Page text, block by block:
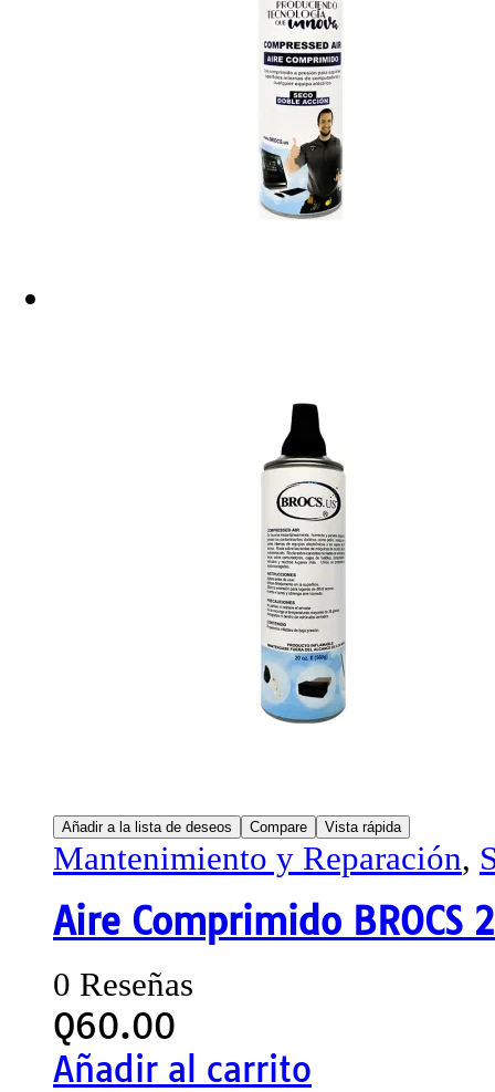
Añadir a la lista de deseos Compare Vista rápida
Mantenimiento y Reparación,
Aire Comprimido BROCS
0 Reseñas
Q60.00
Añadir al carrito